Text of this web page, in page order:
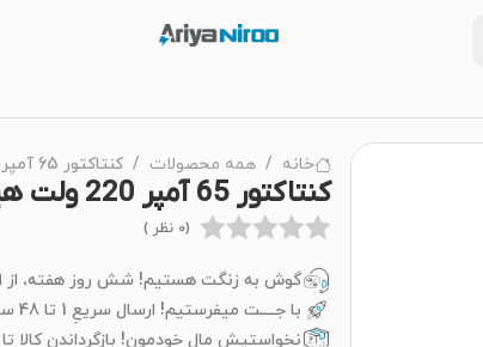
خانه همه محصولات کنتاکتور 65 آمپر 220 ولت هیوندای
کنتاکتور 65 آمپر 220 ولت هیوندای
(0 نظر )
گوش به زنگت هستیم! شش روز هفته، از 9 تا 21
با جــــت میفرستیم! ارسال سریعِ 1 تا 48 ساعته
نخواستیش مال خودمون! بازگرداندن کالا تا 7 روز